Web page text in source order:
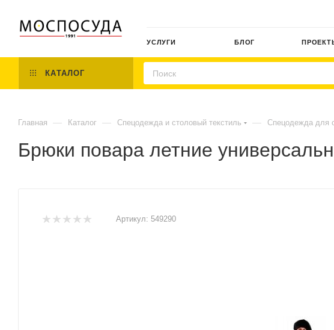
УСЛУГИ БЛОГ
КАТАЛОГ
Главная — Каталог — Спецодежда и столовый текстиль — Спецодежда для
Брюки повара летние
Артикул: 549290